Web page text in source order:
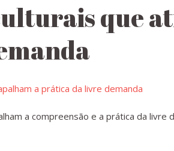
que
a compreensão e a prática da